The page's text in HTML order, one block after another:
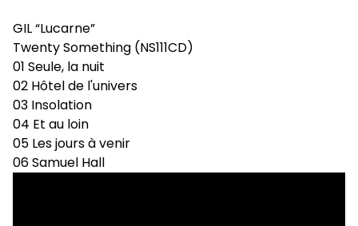
GIL “Lucarne”
Twenty Something (NS111CD)
01 Seule, la nuit
02 Hôtel de l'univers
03 Insolation
04 Et au loin
05 Les jours à venir
06 Samuel Hall